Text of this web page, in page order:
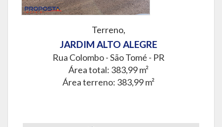
Terreno,
JARDIM ALTO ALEGRE
Rua Colombo -São Tomé - PR
Área total: 383,99 m²
Área terreno: 383,99 m²